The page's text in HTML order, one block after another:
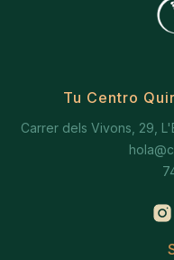
Tu Centro
Carrer dels Vivons, 29,